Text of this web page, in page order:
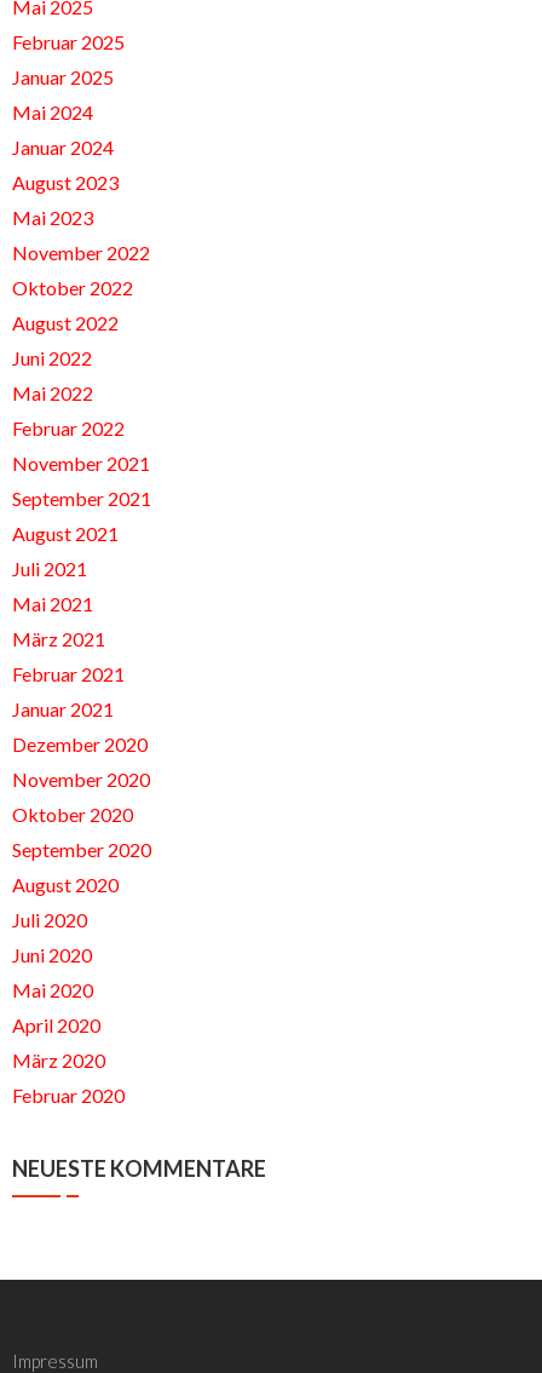
Mai 2025
Februar 2025
Januar 2025
Mai 2024
Januar 2024
August 2023
Mai 2023
November 2022
Oktober 2022
August 2022
Juni 2022
Mai 2022
Februar 2022
November 2021
September 2021
August 2021
Juli 2021
Mai 2021
März 2021
Februar 2021
Januar 2021
Dezember 2020
November 2020
Oktober 2020
September 2020
August 2020
Juli 2020
Juni 2020
Mai 2020
April 2020
März 2020
Februar 2020
NEUESTE KOMMENTARE
Impressum